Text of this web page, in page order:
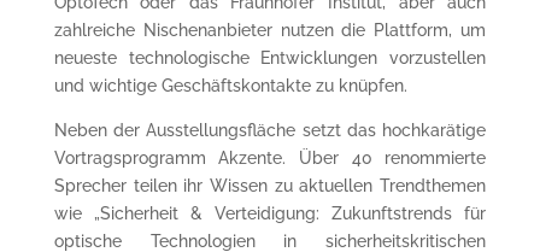
zahlreiche Nischenanbieter nutzen die Plattform, um
neueste technologische Entwicklungen vorzustellen
und wichtige Geschäftskontakte zu knüpfen.
Neben der Ausstellungsfläche setzt das hochkarätige
Vortragsprogramm Akzente. Über 40 renommierte
Sprecher teilen ihr Wissen zu aktuellen Trendthemen
wie „Sicherheit & Verteidigung: Zukunftstrends für
optische Technologien in sicherheitskritischen